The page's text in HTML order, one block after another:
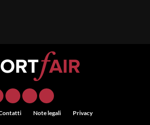
Note legali Privacy